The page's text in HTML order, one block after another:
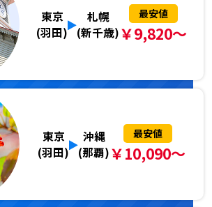
東京
(羽田)
札幌
(新千歳)
最安値
￥9,820～
東京
(羽田)
沖縄
(那覇)
最安値
￥10,090～